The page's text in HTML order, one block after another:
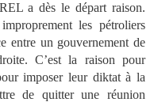
a dès le départ raison.
les pétroliers
entre un gouvernement de
C’est la raison pour
imposer leur diktat à la
de quitter une réunion